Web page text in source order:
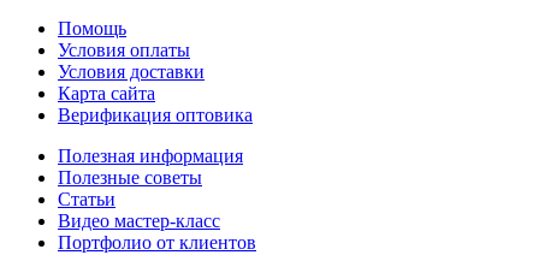
Помощь
Условия оплаты
Условия доставки
Карта сайта
Верификация оптовика
Полезная информация
Полезные советы
Статьи
Видео мастер-класс
Портфолио от клиентов